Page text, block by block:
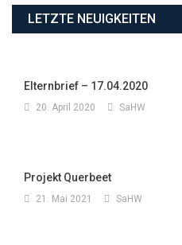
LETZTE NEUIGKEITEN
Elternbrief – 17.04.2020
20. April 2020 SaHW
Projekt Querbeet
21. Mai 2021 SaHW